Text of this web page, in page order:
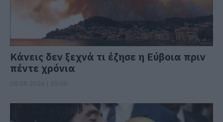
Κάνεις δεν ξεχνά τι έζησε η Εύβοια πριν
πέντε χρόνια